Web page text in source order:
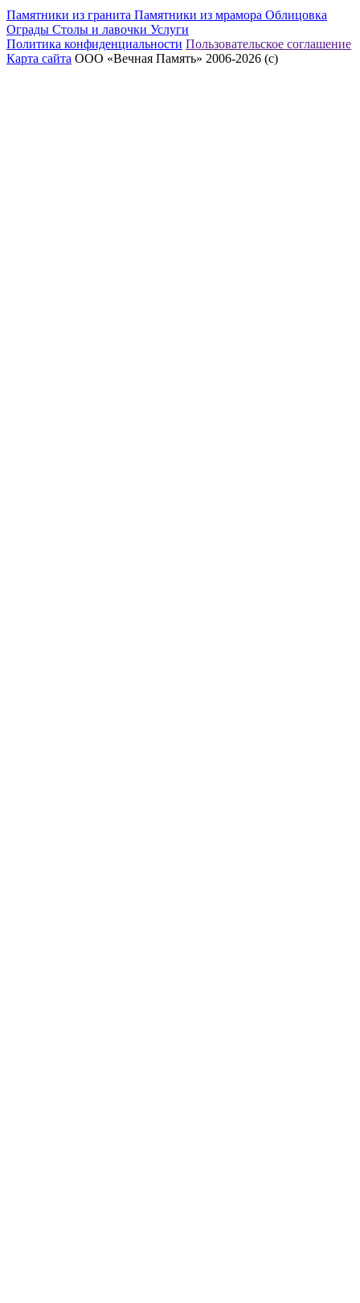
Памятники из гранита Памятники из мрамора Облицовка
Ограды Столы и лавочки Услуги
Политика конфиденциальности Пользовательское соглашение
Карта сайта ООО «Вечная Память» 2006-2026 (с)